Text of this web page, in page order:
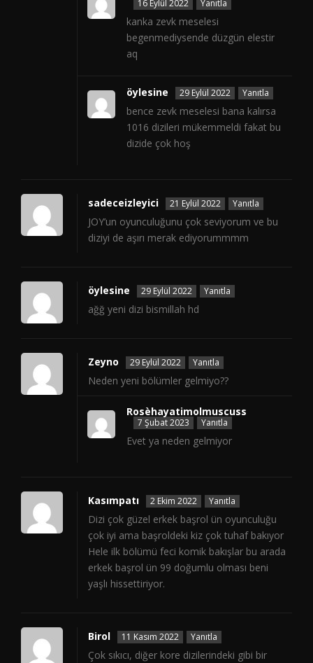
16 Eylül 2022 Yanıtla
kanka zevk meselesi
begenmediysende düzgün elestir
aq
öylesine 29 Eylül 2022 Yanıtla
bence zevk meselesi bana kalırsa
1016 dizileri mükemmeldi fakat bu
dizide çok hoş
sadeceizleyici 21 Eylül 2022 Yanıtla
JOY’un oyunculuğunu çok seviyorum ve bu
diziyi de aşırı merak ediyorummmm
öylesine 29 Eylül 2022 Yanıtla
ağğ yeni dizi bismillah hd
Zeyno 29 Eylül 2022 Yanıtla
Neden yeni bölümler gelmiyo??
Rosèhayatimolmuscuss
7 Şubat 2023 Yanıtla
Evet ya neden gelmiyor
Kasımpatı 2 Ekim 2022 Yanıtla
Dizi çok güzel erkek başrol ün oyunculuğu
çok iyi ama başroldeki kiz çok tuhaf bakıyor
Hele ilk bölümü feci komik bakışlar bu arada
erkek başrol ün 99 doğumlu olması beni
yaşlı hissettiriyor.
Birol 11 Kasım 2022 Yanıtla
Çok sıkıcı, diğer kore dizilerindeki gibi bir